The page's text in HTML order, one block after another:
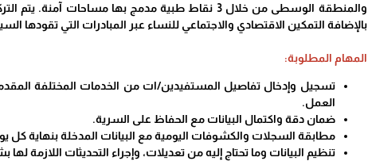
والمنطقة الوسطى من خلال 3 نقاط طبية مدمج بها
بالإضافة التمكين الاقتصادي والاجتماعي للنساء عبر المبادرات التي تقودها
المهام المطلوبة:
تسجيل وإدخال تفاصيل المستفيدين/ات من الخدمات المختلفة
العمل.
ضمان دقة واكتمال البيانات مع الحفاظ على السرية.
مطابقة السجلات والكشوفات اليومية مع البيانات المدخلة بنهاية كل
تنظيم البيانات وما تحتاج إليه من تعديلات، وإجراء التحديثات اللازمة